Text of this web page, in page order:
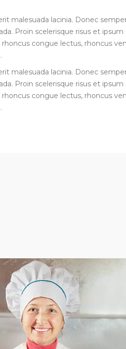
malesuada lacinia. Donec
Proin scelerisque risus et
rhoncus congue lectus, rhoncus
malesuada lacinia. Donec
Proin scelerisque risus et
rhoncus congue lectus, rhoncus